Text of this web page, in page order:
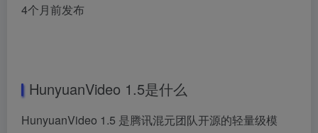
4个月前发布
HunyuanVideo 1.5是什么
HunyuanVideo 1.5 是腾讯混元团队开源的轻量级模